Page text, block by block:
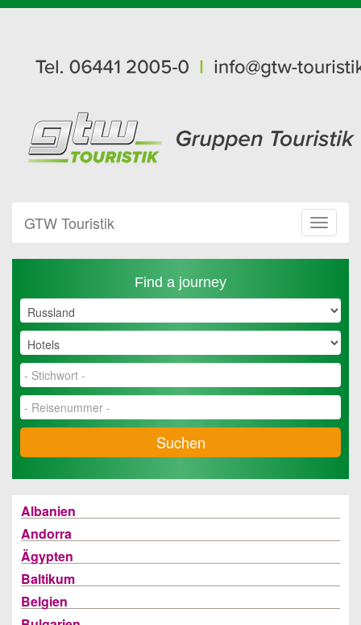
Toggle
GTW Touristik
Find a journey
Suchen
Albanien
Andorra
Ägypten
Baltikum
Belgien